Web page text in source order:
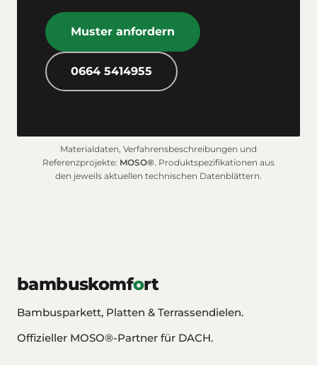
Muster anfordern
0664 5414955
Material­daten, Verfahrens­beschreibungen und
Referenzprojekte: MOSO®. Produkt­spezifikationen aus
den jeweils aktuellen technischen Datenblättern.
bambuskomfort
Bambusparkett, Platten & Terrassendielen.
Offizieller MOSO®-Partner für DACH.